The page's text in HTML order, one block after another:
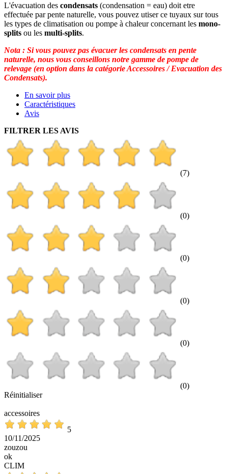
L'évacuation des condensats (condensation = eau) doit etre
effectuée par pente naturelle, vous pouvez utiser ce tuyaux sur tous
les types de climatisation ou pompe à chaleur concernant les mono-
splits ou les multi-splits.
Nota : Si vous pouvez pas évacuer les condensats en pente
naturelle, nous vous conseillons notre gamme de pompe de
relevage (en option dans la catégorie Accessoires / Evacuation des
Condensats).
En savoir plus
Caractéristiques
Avis
FILTRER LES AVIS
(7)
(0)
(0)
(0)
(0)
(0)
Réinitialiser
accessoires
5
10/11/2025
zouzou
ok
CLIM